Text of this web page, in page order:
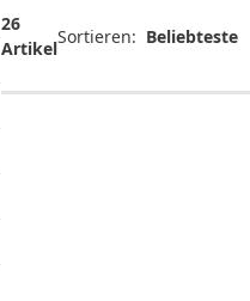
Zubehör
26
Artikel
Sortieren: